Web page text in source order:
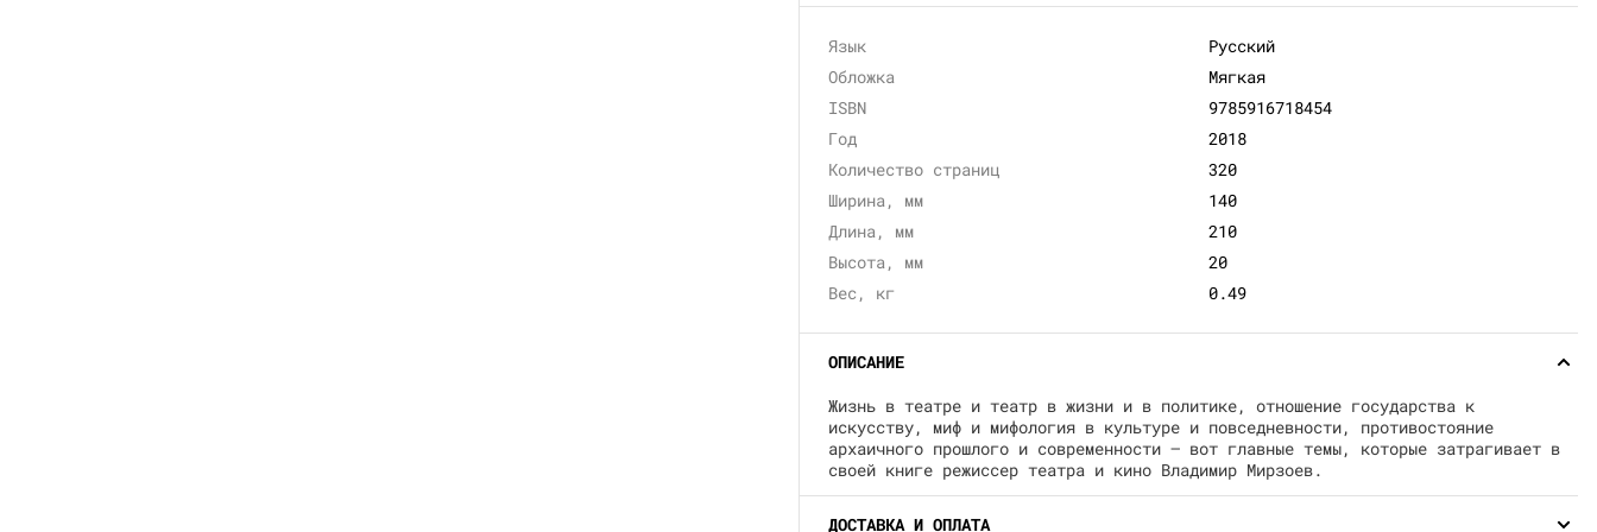
Язык
Русский
Обложка
Мягкая
ISBN
9785916718454
Год
2018
Количество страниц
320
Ширина, мм
140
Длина, мм
210
Высота, мм
20
Вес, кг
0.49
ОПИСАНИЕ
Жизнь в театре и театр в жизни и в политике, отношение государства к
искусству, миф и мифология в культуре и повседневности, противостояние
архаичного прошлого и современности — вот главные темы, которые затрагивает в
своей книге режиссер театра и кино Владимир Мирзоев.
ДОСТАВКА И ОПЛАТА